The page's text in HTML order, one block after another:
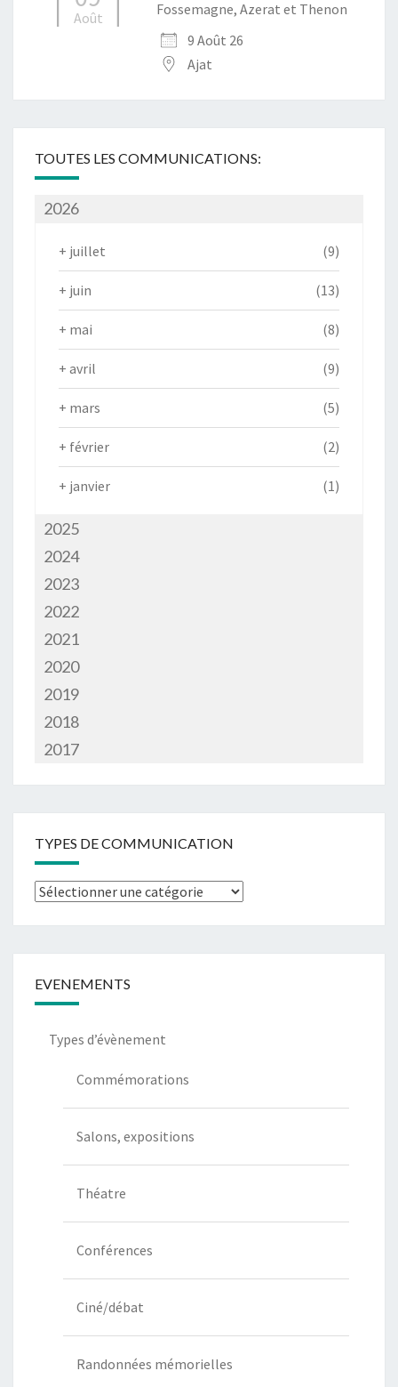
Août
Fossemagne, Azerat et Thenon
9 Août 26
Ajat
TOUTES LES COMMUNICATIONS:
2026
+ juillet (9)
+ juin (13)
+ mai (8)
+ avril (9)
+ mars (5)
+ février (2)
+ janvier (1)
2025
2024
2023
2022
2021
2020
2019
2018
2017
TYPES DE COMMUNICATION
Types
EVENEMENTS
Types d’évènement
Commémorations
Salons, expositions
Théatre
Conférences
Ciné/débat
Randonnées mémorielles